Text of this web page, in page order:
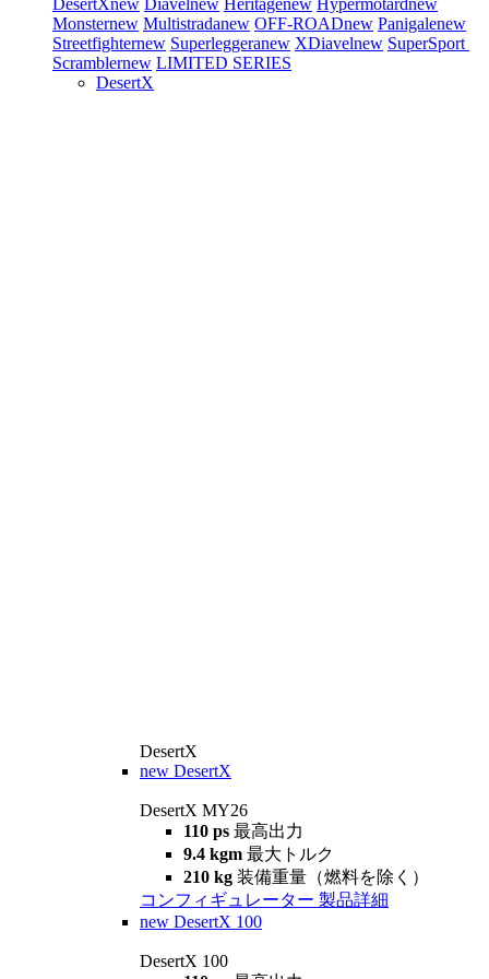
DesertXnew Diavelnew Heritagenew Hypermotardnew
Monsternew Multistradanew OFF-ROADnew Panigalenew
Streetfighternew Superleggeranew XDiavelnew SuperSport
Scramblernew LIMITED SERIES
DesertX
DesertX
new DesertX
DesertX MY26
110 ps 最高出力
9.4 kgm 最大トルク
210 kg 装備重量（燃料を除く）
コンフィギュレーター 製品詳細
new DesertX 100
DesertX 100